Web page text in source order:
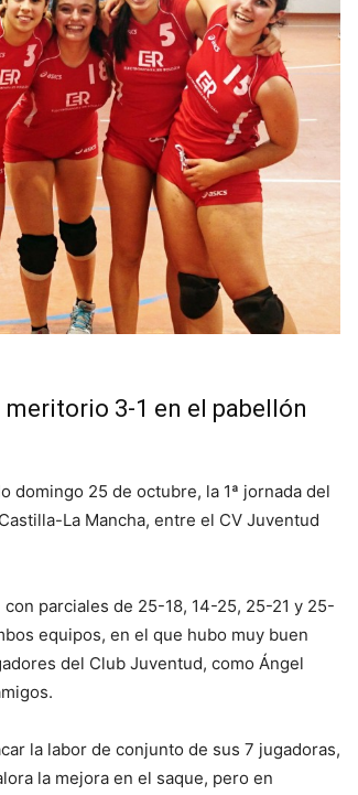
3-1 en el pabellón
domingo 25 de octubre, la 1ª jornada del
La Mancha, entre el CV Juventud
parciales de 25-18, 14-25, 25-21 y 25-
equipos, en el que hubo muy buen
del Club Juventud, como Ángel
la labor de conjunto de sus 7 jugadoras,
la mejora en el saque, pero en